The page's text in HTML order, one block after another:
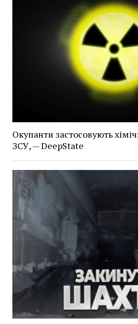
Окупанти застосовують
ЗСУ, — DeepState